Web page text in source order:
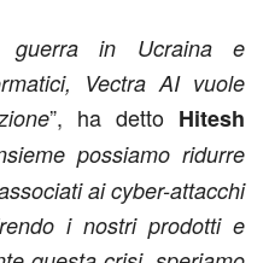
guerra in Ucraina e
Vectra AI vuole
”, ha detto Hitesh
possiamo ridurre
ai cyber-attacchi
i nostri prodotti e